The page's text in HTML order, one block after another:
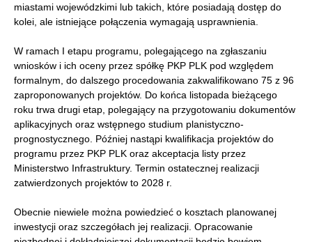
miastami wojewódzkimi lub takich, które posiadają dostęp do
kolei, ale istniejące połączenia wymagają usprawnienia.
W ramach I etapu programu, polegającego na zgłaszaniu
wniosków i ich oceny przez spółkę PKP PLK pod względem
formalnym, do dalszego procedowania zakwalifikowano 75 z 96
zaproponowanych projektów. Do końca listopada bieżącego
roku trwa drugi etap, polegający na przygotowaniu dokumentów
aplikacyjnych oraz wstępnego studium planistyczno-
prognostycznego. Później nastąpi kwalifikacja projektów do
programu przez PKP PLK oraz akceptacja listy przez
Ministerstwo Infrastruktury. Termin ostatecznej realizacji
zatwierdzonych projektów to 2028 r.
Obecnie niewiele można powiedzieć o kosztach planowanej
inwestycji oraz szczegółach jej realizacji. Opracowanie